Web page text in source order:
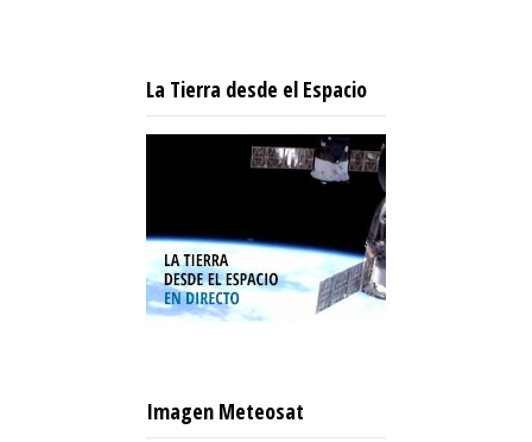
La Tierra desde el Espacio
Imagen Meteosat